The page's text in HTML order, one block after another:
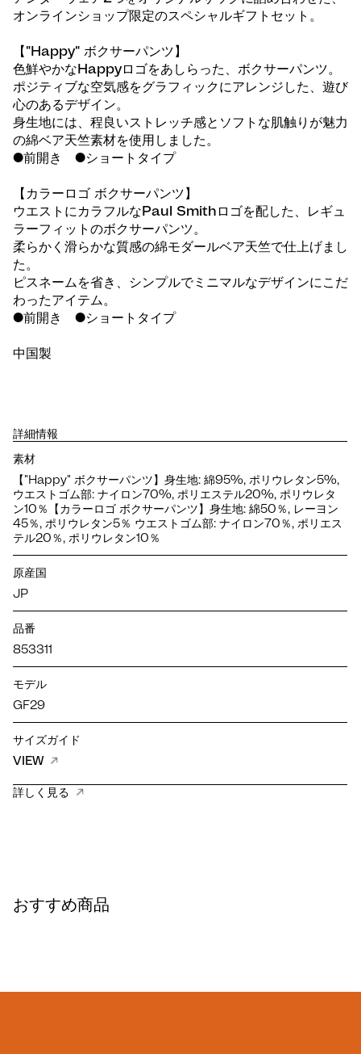
オンラインショップ限定のスペシャルギフトセット。
【"Happy" ボクサーパンツ】
色鮮やかなHappyロゴをあしらった、ボクサーパンツ。
ポジティブな空気感をグラフィックにアレンジした、遊び
心のあるデザイン。
身生地には、程良いストレッチ感とソフトな肌触りが魅力
の綿ベア天竺素材を使用しました。
●前開き ●ショートタイプ
【カラーロゴ ボクサーパンツ】
ウエストにカラフルなPaul Smithロゴを配した、レギュ
ラーフィットのボクサーパンツ。
柔らかく滑らかな質感の綿モダールベア天竺で仕上げまし
た。
ピスネームを省き、シンプルでミニマルなデザインにこだ
わったアイテム。
●前開き ●ショートタイプ
中国製
詳細情報
素材
【"Happy" ボクサーパンツ】身生地: 綿95%, ポリウレタン5%,
ウエストゴム部: ナイロン70%, ポリエステル20%, ポリウレタ
ン10％【カラーロゴ ボクサーパンツ】身生地: 綿50％, レーヨン
45％, ポリウレタン5％ ウエストゴム部: ナイロン70％, ポリエス
テル20％, ポリウレタン10％
原産国
JP
品番
853311
モデル
GF29
サイズガイド
VIEW
詳しく見る
おすすめ商品